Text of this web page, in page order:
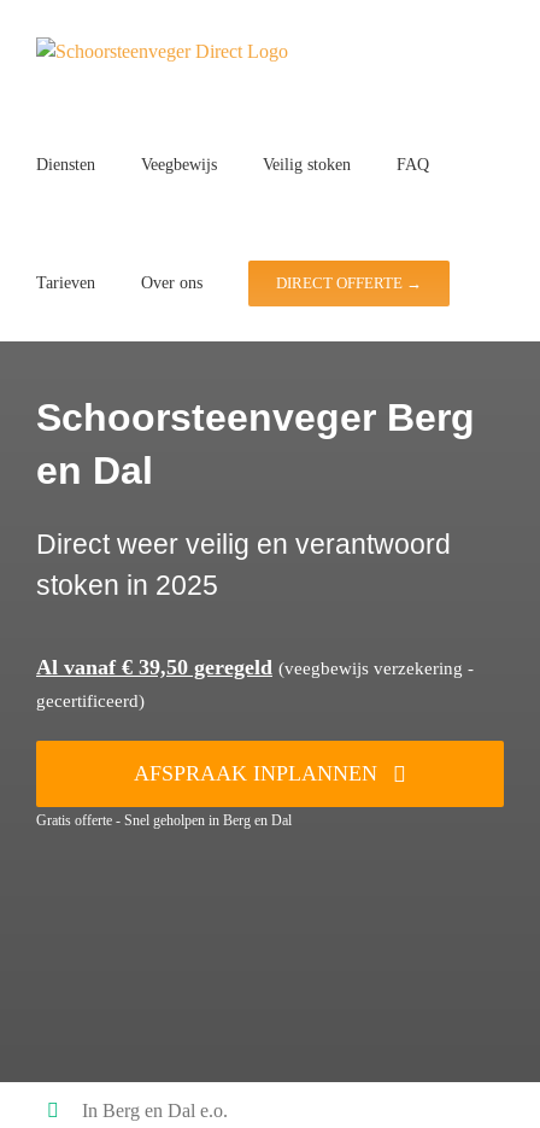
Diensten Veegbewijs Veilig stoken FAQ
Tarieven Over ons DIRECT OFFERTE →
Schoorsteenveger Berg
en Dal
Direct weer veilig en verantwoord
stoken in 2025
Al vanaf € 39,50 geregeld (veegbewijs verzekering -
gecertificeerd)
AFSPRAAK INPLANNEN
Gratis offerte - Snel geholpen in Berg en Dal
In Berg en Dal e.o.